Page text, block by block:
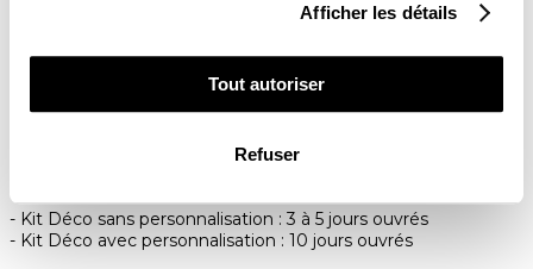
Afficher les détails
Tout autoriser
Refuser
AJOUTER AU PANIER
DELAI DE LIVRAISON
Kit Déco sans personnalisation : 3 à 5 jours ouvrés
Kit Déco avec personnalisation : 10 jours ouvrés